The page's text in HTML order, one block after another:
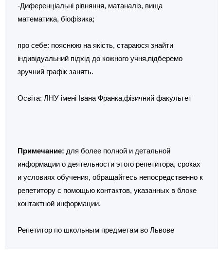
-Диференціальні рівняння, матаналіз, вища
математика, біофізика;
про себе: пояснюю на якість, стараюся знайти
індивідуальний підхід до кожного учня,підберемо
зручний графік занять.
Освіта: ЛНУ імені Івана Франка,фізичний факультет
Примечание: для более полной и детальной
информации о деятельности этого репетитора, сроках
и условиях обучения, обращайтесь непосредственно к
репетитору с помощью контактов, указанных в блоке
контактной информации.
Репетитор по школьным предметам во Львове